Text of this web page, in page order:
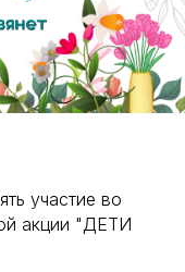
участие во
акции "ДЕТИ